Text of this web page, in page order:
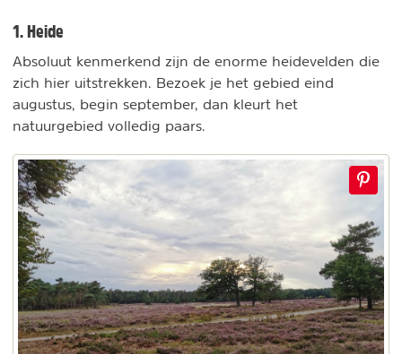
1. Heide
Absoluut kenmerkend zijn de enorme heidevelden die
zich hier uitstrekken. Bezoek je het gebied eind
augustus, begin september, dan kleurt het
natuurgebied volledig paars.